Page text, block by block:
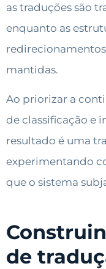
as traduções são
enquanto as
mantidas.
Ao priorizar a
de classificação e
resultado é uma
experimentando
que o sistema
de